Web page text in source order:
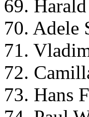
69.
70. Adele
71.
72.
73. Hans